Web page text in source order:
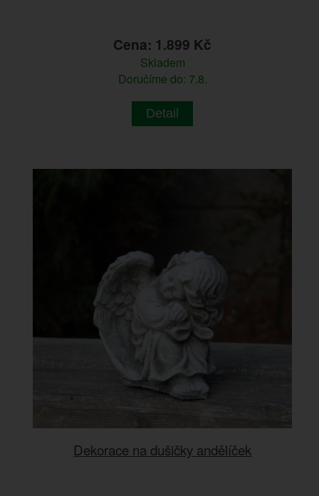
Cena: 1.899 Kč
Skladem
Doručíme do: 7.8.
Detail
Dekorace na dušičky andělíček